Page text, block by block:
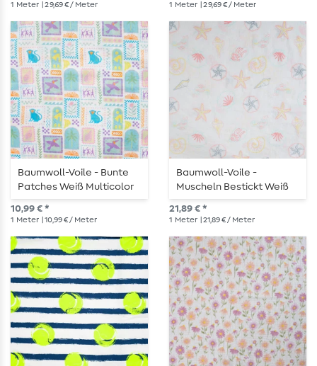
1 Meter | 29,69 € / Meter 1 Meter | 29,69 € / Meter
Baumwoll-Voile - Bunte
Patches Weiß Multicolor
10,99 € *
1 Meter | 10,99 € / Meter
Baumwoll-Voile -
Muscheln Bestickt Weiß
21,89 € *
1 Meter | 21,89 € / Meter